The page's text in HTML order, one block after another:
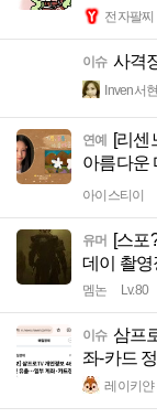
전자팔찌
이슈 사격
Inven서현
연예
[리센
아름다운
아이스티이
유머
[스포
데이 촬영
멤논 Lv.80
이슈 삼프
좌-카드
레이키얀